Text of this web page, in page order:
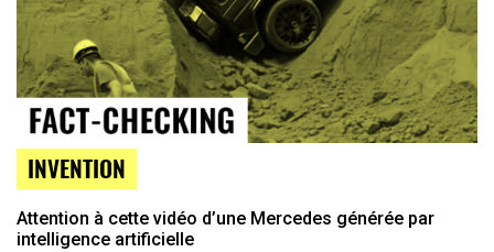
INVENTION
Attention à cette vidéo d’une Mercedes générée par
intelligence artificielle